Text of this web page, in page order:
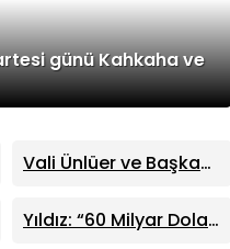
günü Kahkaha ve
Vali Ünlüer ve Başkan
Genel Müdürlüğü’ne
ziyaret
Yıldız: “60 Milyar Dolar